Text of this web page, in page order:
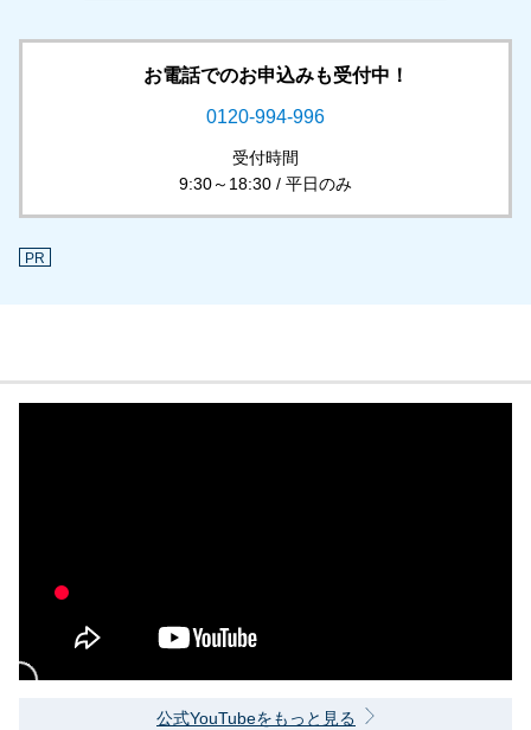
お電話でのお申込みも受付中！
0120-994-996
受付時間
9:30～18:30 / 平日のみ
PR
公式YouTubeをもっと見る